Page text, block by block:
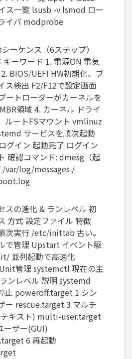
ス一覧 lsusb -v lsmod ロー
イバ modprobe
ーケンス（6ステップ）
キーワード 1. 電源ON 電気
BIOS/UEFI HW初期化、ブ
ス検出 F2/F12で設定画面
ートローダーがカーネルを
領域 4. カーネル ドライ
ルートFSマウント vmlinuz
サービスを順次起動
グイン 起動完了 ログイン
確認コマンド: dmesg（起
/var/log/messages /
スの進化 & ランレベル 初
方式 設定ファイル 特徴
次実行 /etc/inittab 古い。
で管理 Upstart イベント駆
並列起動で高速化
管理 systemctl 現在の主
ンレベル 説明 systemd
止 poweroff.target 1 シン
ー rescue.target 3 マルチ
キスト) multi-user.target
ーザー(GUI)
6 再起動